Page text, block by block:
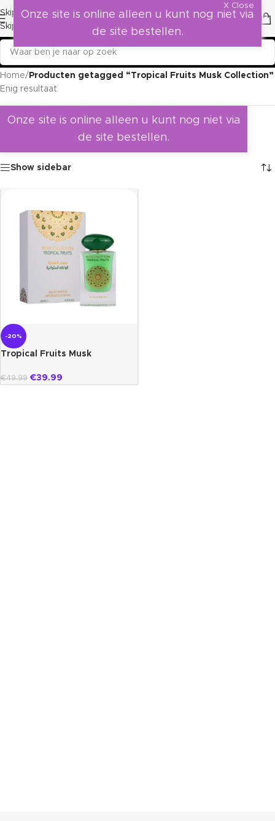
Skip to navigation
Skip to main content
Home/ Producten getagged “Tropical Fruits Musk Collection”
Enig resultaat
Onze site is online alleen u kunt nog niet via
de site bestellen.
Show sidebar
-20%
Tropical Fruits Musk
€49.99 €39.99
X Close
Onze site is online alleen u kunt nog niet via
de site bestellen.